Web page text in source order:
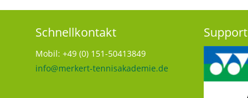
Schnellkontakt
Mobil: +49 (0) 151-50413849
info@merkert-tennisakademie.de
Support